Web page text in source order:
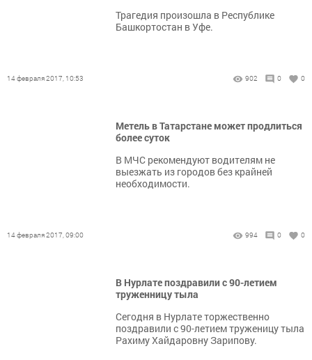
Трагедия произошла в Республике
Башкортостан в Уфе.
14 февраля 2017, 10:53 902 0 0
Метель в Татарстане может продлиться
более суток
В МЧС рекомендуют водителям не
выезжать из городов без крайней
необходимости.
14 февраля 2017, 09:00 994 0 0
В Нурлате поздравили с 90-летием
труженницу тыла
Сегодня в Нурлате торжественно
поздравили с 90-летием труженицу тыла
Рахиму Хайдаровну Зарипову.